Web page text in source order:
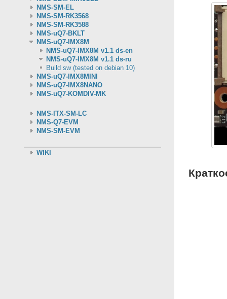
NMS-SM-EL
NMS-SM-RK3568
NMS-SM-RK3588
NMS-uQ7-BKLT
NMS-uQ7-IMX8M
NMS-uQ7-IMX8M v1.1 ds-en
NMS-uQ7-IMX8M v1.1 ds-ru
Build sw (tested on debian 10)
NMS-uQ7-IMX8MINI
NMS-uQ7-IMX8NANO
NMS-uQ7-KOMDIV-MK
NMS-ITX-SM-LC
NMS-Q7-EVM
NMS-SM-EVM
WIKI